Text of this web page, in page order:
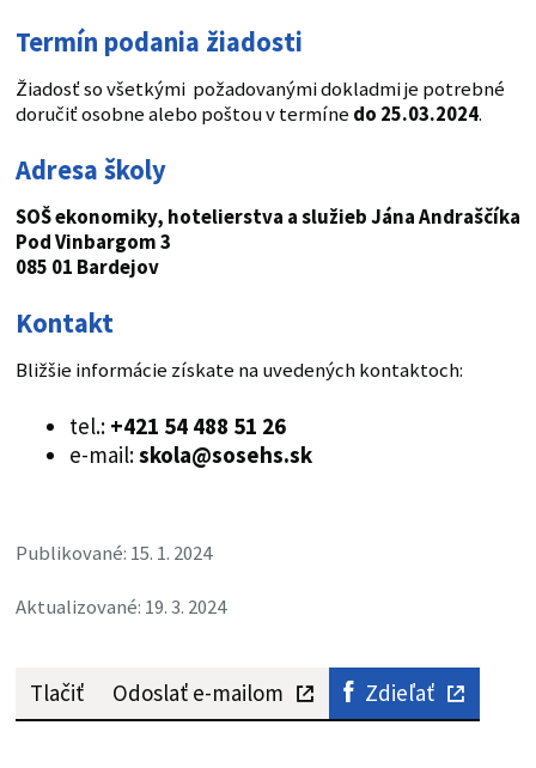
Termín podania žiadosti
Žiadosť so všetkými požadovanými dokladmi je potrebné
doručiť osobne alebo poštou v termíne do 25.03.2024.
Adresa školy
SOŠ ekonomiky, hotelierstva a služieb Jána Andraščíka
Pod Vinbargom 3
085 01 Bardejov
Kontakt
Bližšie informácie získate na uvedených kontaktoch:
tel.: +421 54 488 51 26
e-mail:skola@sosehs.sk
Publikované: 15. 1. 2024
Aktualizované: 19. 3. 2024
Tlačiť Odoslať e-mailom Zdieľať